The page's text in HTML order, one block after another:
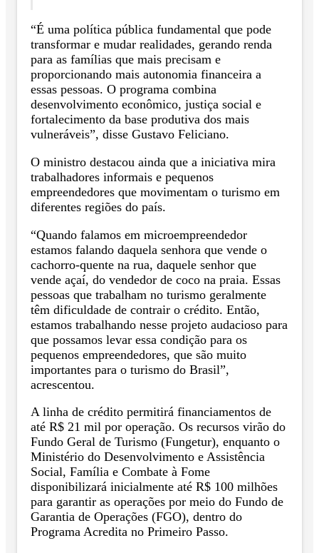
“É uma política pública fundamental que pode
transformar e mudar realidades, gerando renda
para as famílias que mais precisam e
proporcionando mais autonomia financeira a
essas pessoas. O programa combina
desenvolvimento econômico, justiça social e
fortalecimento da base produtiva dos mais
vulneráveis”, disse Gustavo Feliciano.
O ministro destacou ainda que a iniciativa mira
trabalhadores informais e pequenos
empreendedores que movimentam o turismo em
diferentes regiões do país.
“Quando falamos em microempreendedor
estamos falando daquela senhora que vende o
cachorro-quente na rua, daquele senhor que
vende açaí, do vendedor de coco na praia. Essas
pessoas que trabalham no turismo geralmente
têm dificuldade de contrair o crédito. Então,
estamos trabalhando nesse projeto audacioso para
que possamos levar essa condição para os
pequenos empreendedores, que são muito
importantes para o turismo do Brasil”,
acrescentou.
A linha de crédito permitirá financiamentos de
até R$ 21 mil por operação. Os recursos virão do
Fundo Geral de Turismo (Fungetur), enquanto o
Ministério do Desenvolvimento e Assistência
Social, Família e Combate à Fome
disponibilizará inicialmente até R$ 100 milhões
para garantir as operações por meio do Fundo de
Garantia de Operações (FGO), dentro do
Programa Acredita no Primeiro Passo.